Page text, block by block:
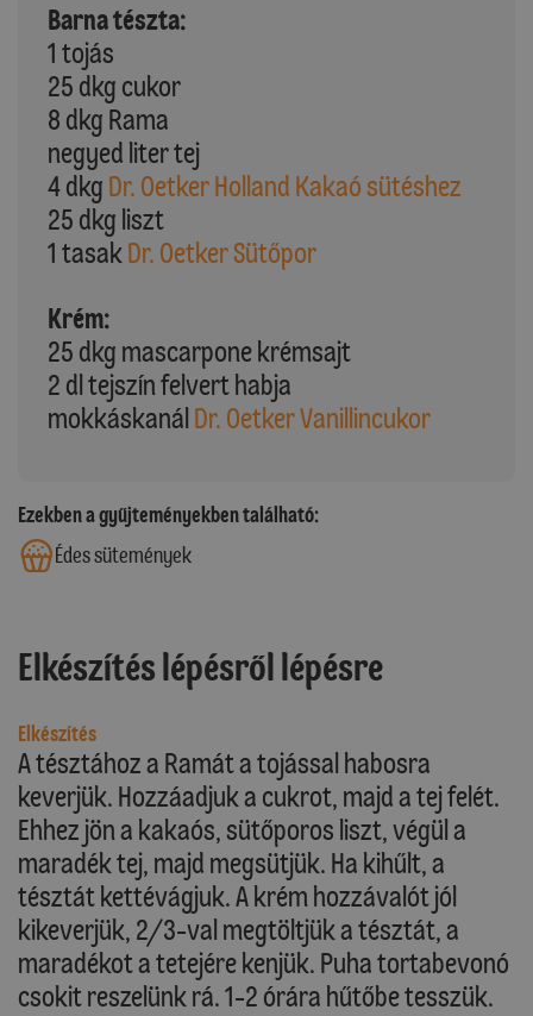
Barna tészta:
1 tojás
25 dkg cukor
8 dkg Rama
negyed liter tej
4 dkg Dr. Oetker Holland Kakaó sütéshez
25 dkg liszt
1 tasak Dr. Oetker Sütőpor
Krém:
25 dkg mascarpone krémsajt
2 dl tejszín felvert habja
mokkáskanálDr. Oetker Vanillincukor
Ezekben a gyűjteményekben található:
Édes sütemények
Elkészítés lépésről lépésre
Elkészítés
A tésztához a Ramát a tojással habosra
keverjük. Hozzáadjuk a cukrot, majd a tej felét.
Ehhez jön a kakaós, sütőporos liszt, végül a
maradék tej, majd megsütjük. Ha kihűlt, a
tésztát kettévágjuk. A krém hozzávalót jól
kikeverjük, 2/3-val megtöltjük a tésztát, a
maradékot a tetejére kenjük. Puha tortabevonó
csokit reszelünk rá. 1-2 órára hűtőbe tesszük.